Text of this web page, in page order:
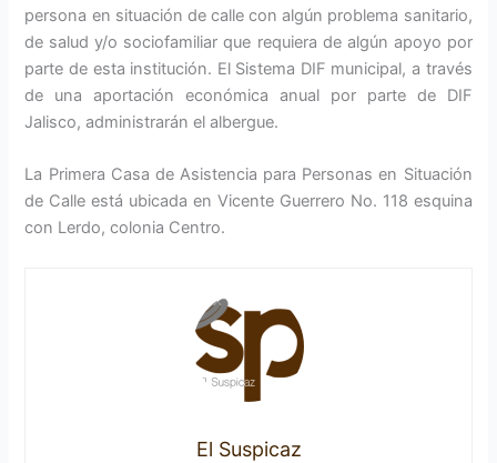
persona en situación de calle con algún problema sanitario,
de salud y/o sociofamiliar que requiera de algún apoyo por
parte de esta institución. El Sistema DIF municipal, a través
de una aportación económica anual por parte de DIF
Jalisco, administrarán el albergue.
La Primera Casa de Asistencia para Personas en Situación
de Calle está ubicada en Vicente Guerrero No. 118 esquina
con Lerdo, colonia Centro.
El Suspicaz